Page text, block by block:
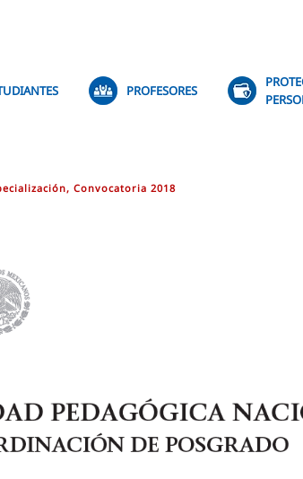
PROFESORES
Convocatoria 2018